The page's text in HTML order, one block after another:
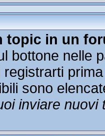
topic in un
bottone nelle
sono
inviare nuovi